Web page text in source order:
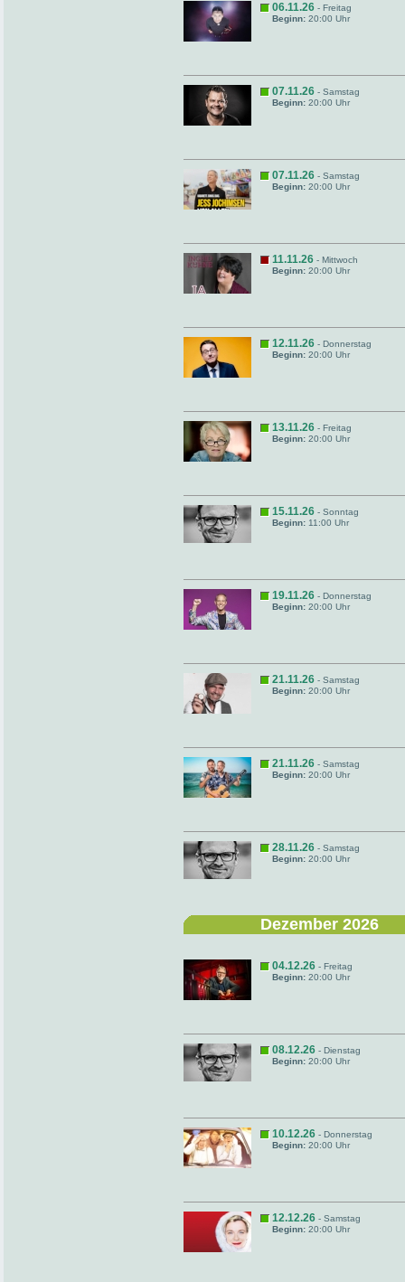
06.11.26 - Freitag
Beginn: 20:00 Uhr
07.11.26 - Samstag
Beginn: 20:00 Uhr
07.11.26 - Samstag
Beginn: 20:00 Uhr
11.11.26 - Mittwoch
Beginn: 20:00 Uhr
12.11.26 - Donnerstag
Beginn: 20:00 Uhr
13.11.26 - Freitag
Beginn: 20:00 Uhr
15.11.26 - Sonntag
Beginn: 11:00 Uhr
19.11.26 - Donnerstag
Beginn: 20:00 Uhr
21.11.26 - Samstag
Beginn: 20:00 Uhr
21.11.26 - Samstag
Beginn: 20:00 Uhr
28.11.26 - Samstag
Beginn: 20:00 Uhr
Dezember 2026
04.12.26 - Freitag
Beginn: 20:00 Uhr
08.12.26 - Dienstag
Beginn: 20:00 Uhr
10.12.26 - Donnerstag
Beginn: 20:00 Uhr
12.12.26 - Samstag
Beginn: 20:00 Uhr